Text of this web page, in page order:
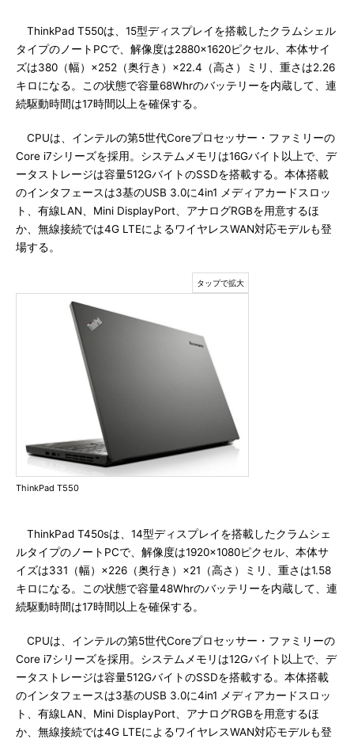
ThinkPad T550は、15型ディスプレイを搭載したクラムシェル
タイプのノートPCで、解像度は2880×1620ピクセル、本体サイ
ズは380（幅）×252（奥行き）×22.4（高さ）ミリ、重さは2.26
キロになる。この状態で容量68Whrのバッテリーを内蔵して、連
続駆動時間は17時間以上を確保する。
CPUは、インテルの第5世代Coreプロセッサー・ファミリーの
Core i7シリーズを採用。システムメモリは16Gバイト以上で、デ
ータストレージは容量512GバイトのSSDを搭載する。本体搭載
のインタフェースは3基のUSB 3.0に4in1 メディアカードスロッ
ト、有線LAN、Mini DisplayPort、アナログRGBを用意するほ
か、無線接続では4G LTEによるワイヤレスWAN対応モデルも登
場する。
ThinkPad T550
ThinkPad T450sは、14型ディスプレイを搭載したクラムシェ
ルタイプのノートPCで、解像度は1920×1080ピクセル、本体サ
イズは331（幅）×226（奥行き）×21（高さ）ミリ、重さは1.58
キロになる。この状態で容量48Whrのバッテリーを内蔵して、連
続駆動時間は17時間以上を確保する。
CPUは、インテルの第5世代Coreプロセッサー・ファミリーの
Core i7シリーズを採用。システムメモリは12Gバイト以上で、デ
ータストレージは容量512GバイトのSSDを搭載する。本体搭載
のインタフェースは3基のUSB 3.0に4in1 メディアカードスロッ
ト、有線LAN、Mini DisplayPort、アナログRGBを用意するほ
か、無線接続では4G LTEによるワイヤレスWAN対応モデルも登